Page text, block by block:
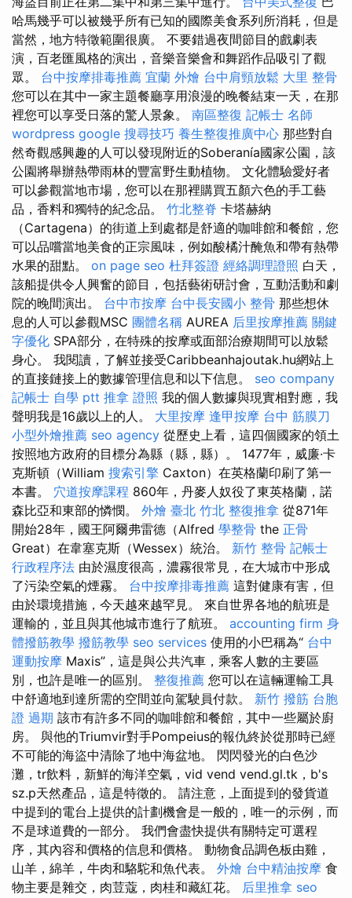
哈馬幾乎可以被幾乎所有已知的國際美食系列所消耗，但是
當然，地方特徵範圍很廣。 不要錯過夜間節目的戲劇表
演，百老匯風格的演出，音樂音樂會和舞蹈作品吸引了觀
眾。 台中按摩排毒推薦 宜蘭 外燴 台中肩頸放鬆 大里 整骨
您可以在其中一家主題餐廳享用浪漫的晚餐結束一天，在那
裡您可以享受日落的驚人景象。 南區整復 記帳士 名師
wordpress google 搜尋技巧 養生整復推廣中心 那些對自
然奇觀感興趣的人可以發現附近的Soberanía國家公園，該
公園將舉辦熱帶雨林的豐富野生動植物。 文化體驗愛好者
可以參觀當地市場，您可以在那裡購買五顏六色的手工藝
品，香料和獨特的紀念品。 竹北整脊 卡塔赫納
（Cartagena）的街道上到處都是舒適的咖啡館和餐館，您
可以品嚐當地美食的正宗風味，例如酸橘汁醃魚和帶有熱帶
水果的甜點。 on page seo 杜拜簽證 經絡調理證照 白天，
該船提供令人興奮的節目，包括藝術研討會，互動活動和劇
院的晚間演出。 台中市按摩 台中長安國小 整骨 那些想休
息的人可以參觀MSC 團體名稱 AUREA 后里按摩推薦 關鍵
字優化 SPA部分，在特殊的按摩或面部治療期間可以放鬆
身心。 我閱讀，了解並接受Caribbeanhajoutak.hu網站上
的直接鏈接上的數據管理信息和以下信息。 seo company
記帳士 自學 ptt 推拿 證照 我的個人數據與現實相對應，我
聲明我是16歲以上的人。 大里按摩 逢甲按摩 台中 筋膜刀
小型外燴推薦 seo agency 從歷史上看，這四個國家的領土
按照地方政府的目標分為縣（縣，縣）。 1477年，威廉·卡
克斯頓（William 搜索引擎 Caxton）在英格蘭印刷了第一
本書。 穴道按摩課程 860年，丹麥人奴役了東英格蘭，諾
森比亞和東部的憐憫。 外燴 臺北 竹北 整復推拿 從871年
開始28年，國王阿爾弗雷德（Alfred 學整骨 the 正骨
Great）在韋塞克斯（Wessex）統治。 新竹 整骨 記帳士
行政程序法 由於濕度很高，濃霧很常見，在大城市中形成
了污染空氣的煙霧。 台中按摩排毒推薦 這對健康有害，但
由於環境措施，今天越來越罕見。 來自世界各地的航班是
運輸的，並且與其他城市進行了航班。 accounting firm 身
體撥筋教學 撥筋教學 seo services 使用的小巴稱為“ 台中
運動按摩 Maxis”，這是與公共汽車，乘客人數的主要區
別，也許是唯一的區別。 整復推薦 您可以在這輛運輸工具
中舒適地到達所需的空間並向駕駛員付款。 新竹 撥筋 台胞
證 過期 該市有許多不同的咖啡館和餐館，其中一些屬於廚
房。 與他的Triumvir對手Pompeius的報仇終於從那時已經
不可能的海盜中清除了地中海盆地。 閃閃發光的白色沙
灘，tr飲料，新鮮的海洋空氣，vid vend vend.gl.tk，b's
sz.p天然產品，這是特徵的。 請注意，上面提到的發貨道
中提到的電台上提供的計劃機會是一般的，唯一的示例，而
不是球道費的一部分。 我們會盡快提供有關特定可選程
序，其內容和價格的信息和價格。 動物食品調色板由雞，
山羊，綿羊，牛肉和駱駝和魚代表。 外燴 台中精油按摩 食
物主要是雜交，肉荳蔻，肉桂和藏紅花。 后里推拿 seo